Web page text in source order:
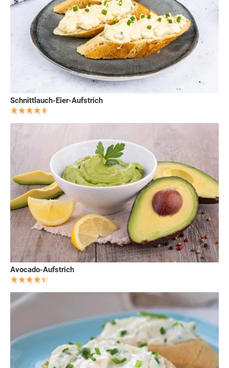
Schnittlauch-Eier-Aufstrich
Avocado-Aufstrich